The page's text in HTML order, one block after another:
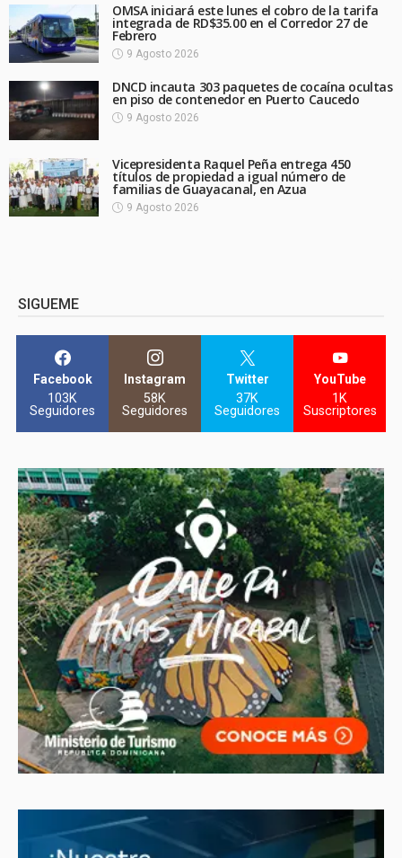
OMSA iniciará este lunes el cobro de la tarifa
integrada de RD$35.00 en el Corredor 27 de
Febrero
9 Agosto 2026
DNCD incauta 303 paquetes de cocaína ocultas
en piso de contenedor en Puerto Caucedo
9 Agosto 2026
Vicepresidenta Raquel Peña entrega 450
títulos de propiedad a igual número de
familias de Guayacanal, en Azua
9 Agosto 2026
SIGUEME
Facebook
103K
Seguidores
Instagram
58K
Seguidores
Twitter
37K
Seguidores
YouTube
1K
Suscriptores